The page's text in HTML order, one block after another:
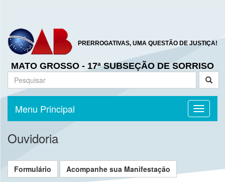
PRERROGATIVAS, UMA QUESTÃO DE JUSTIÇA!
MATO GROSSO - 17ª SUBSEÇÃO DE SORRISO
Toggle
Menu Principal
Ouvidoria
Formulário Acompanhe sua Manifestação